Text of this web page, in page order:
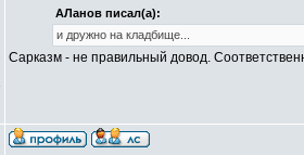
АЛанов писал(а):
и дружно на кладбище...
Сарказм - не правильный довод.